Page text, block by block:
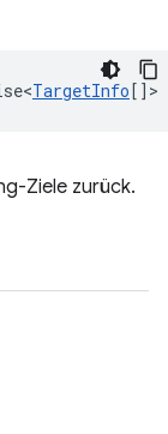
TargetInfo[] >
Ziele zurück.